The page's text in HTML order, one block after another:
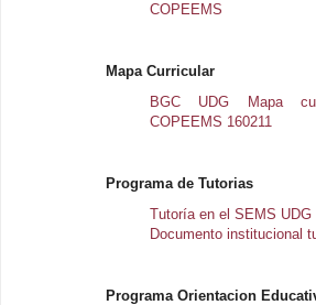
COPEEMS
Mapa Curricular
BGC UDG Mapa
COPEEMS 160211
Programa de Tutorias
Tutoría en el SEMS UDG
Documento institucional
Programa Orientacion